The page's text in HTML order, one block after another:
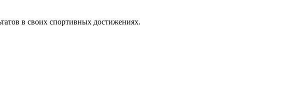
в своих спортивных достижениях.